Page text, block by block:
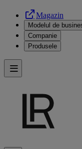
Magazin
Modelul de
Companie
Produsele